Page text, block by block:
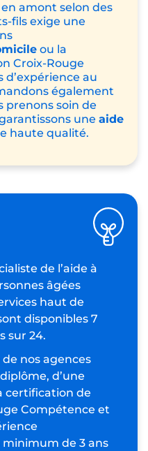
amont selon des
fils exige une
ou la
Croix-Rouge
d’expérience au
également
prenons soin de
une aide
haute qualité.
de l’aide à
âgées
haut de
disponibles 7
sur 24.
nos agences
d’une
certification de
Compétence et
minimum de 3 ans